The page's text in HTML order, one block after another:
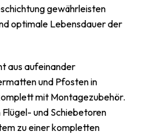
gewährleisten
optimale Lebensdauer der
aus aufeinander
und Pfosten in
mit Montagezubehör.
und Schiebetoren
zu einer kompletten